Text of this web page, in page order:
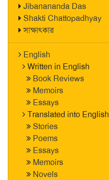
Jibanananda Das
Shakti Chattopadhyay
সাক্ষাৎকার
English
Written in English
Book Reviews
Memoirs
Essays
Translated into English
Stories
Poems
Essays
Memoirs
Novels